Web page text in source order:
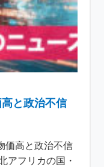
と政治不信
価高と政治不信
アフリカの国・